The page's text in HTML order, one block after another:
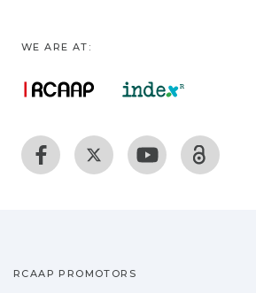
WE ARE AT:
RCAAP PROMOTORS